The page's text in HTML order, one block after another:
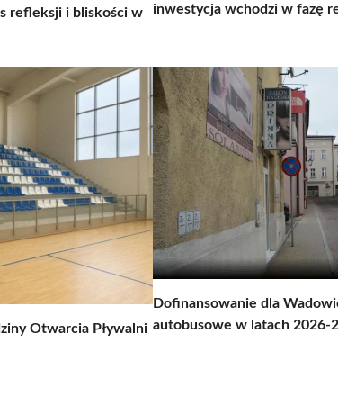
refleksji i bliskości w
inwestycja wchodzi w fazę
Otwarcia Pływalni
Dofinansowanie dla
autobusowe w latach 2026-